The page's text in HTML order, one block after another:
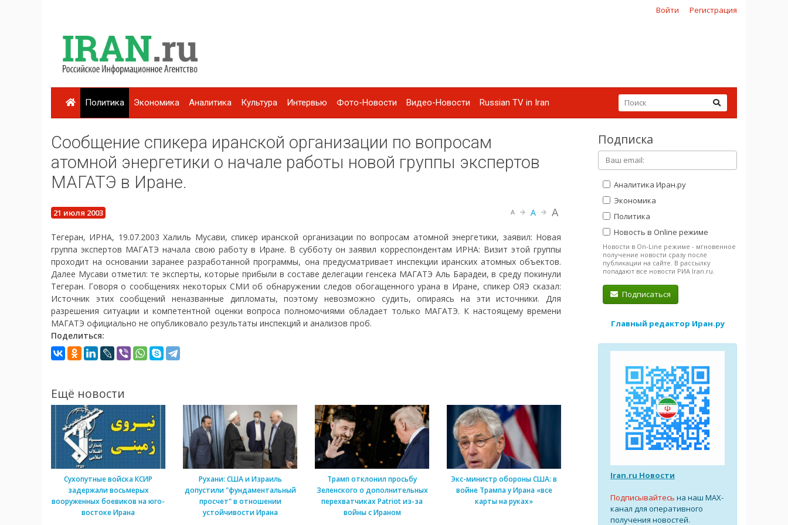
Войти Регистрация
Политика Экономика Аналитика Культура Интервью Фото-Новости Видео-Новости Russian TV in Iran
Сообщение спикера иранской организации по вопросам
атомной энергетики о начале работы новой группы экспертов
МАГАТЭ в Иране.
21 июля 2003 A A A
Тегеран, ИРНА, 19.07.2003 Халиль Мусави, спикер иранской организации по вопросам атомной энергетики, заявил: Новая
группа экспертов МАГАТЭ начала свою работу в Иране. В субботу он заявил корреспондентам ИРНА: Визит этой группы
проходит на основании заранее разработанной программы, она предусматривает инспекции иранских атомных объектов.
Далее Мусави отметил: те эксперты, которые прибыли в составе делегации генсека МАГАТЭ Аль Барадеи, в среду покинули
Тегеран. Говоря о сообщениях некоторых СМИ об обнаружении следов обогащенного урана в Иране, спикер ОЯЭ сказал:
Источник этих сообщений неназванные дипломаты, поэтому невозможно судить, опираясь на эти источники. Для
разрешения ситуации и компетентной оценки вопроса полномочиями обладает только МАГАТЭ. К настоящему времени
МАГАТЭ официально не опубликовало результаты инспекций и анализов проб.
Поделиться:
Ещё новости
Сухопутные войска КСИР
задержали восьмерых
вооруженных боевиков на юго-
востоке Ирана
Рухани: США и Израиль
допустили "фундаментальный
просчет" в отношении
устойчивости Ирана
Трамп отклонил просьбу
Зеленского о дополнительных
перехватчиках Patriot из-за
войны с Ираном
Экс-министр обороны США: в
войне Трампа у Ирана «все
карты на руках»
Подписка
Аналитика Иран.ру
Экономика
Политика
Новость в Online режиме
Новости в On-Line режиме - мгновенное
получение новости сразу после
публикации на сайте. В рассылку
попадают все новости РИА Iran.ru.
Подписаться
Главный редактор Иран.ру
Iran.ru Новости
Подписывайтесь на наш MAX-
канал для оперативного
получения новостей.